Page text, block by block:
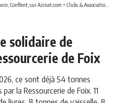
Conflent, sur Azinat.com > Clubs & Associations
solidaire de
de Foix
ce sont déjà 54 tonnes
la Ressourcerie de Foix. 11